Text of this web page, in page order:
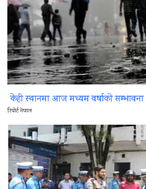
केही स्थानमा आज मध्यम वर्षाको सम्भावना
रिपोर्ट नेपाल